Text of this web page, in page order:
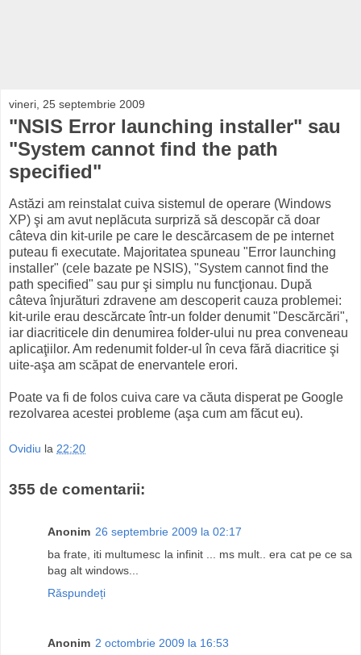
vineri, 25 septembrie 2009
"NSIS Error launching installer" sau
"System cannot find the path
specified"
Astăzi am reinstalat cuiva sistemul de operare (Windows
XP) şi am avut neplăcuta surpriză să descopăr că doar
câteva din kit-urile pe care le descărcasem de pe internet
puteau fi executate. Majoritatea spuneau "Error launching
installer" (cele bazate pe NSIS), "System cannot find the
path specified" sau pur şi simplu nu funcţionau. După
câteva înjurături zdravene am descoperit cauza problemei:
kit-urile erau descărcate într-un folder denumit "Descărcări",
iar diacriticele din denumirea folder-ului nu prea conveneau
aplicaţiilor. Am redenumit folder-ul în ceva fără diacritice şi
uite-aşa am scăpat de enervantele erori.
Poate va fi de folos cuiva care va căuta disperat pe Google
rezolvarea acestei probleme (aşa cum am făcut eu).
Ovidiu la 22:20
355 de comentarii:
Anonim 26 septembrie 2009 la 02:17
ba frate, iti multumesc la infinit ... ms mult.. era cat pe ce sa
bag alt windows...
Răspundeți
Anonim 2 octombrie 2009 la 16:53